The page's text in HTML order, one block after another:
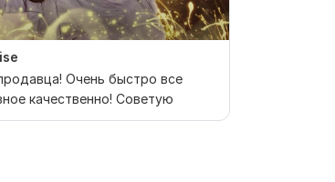
Очень быстро все
качественно! Советую